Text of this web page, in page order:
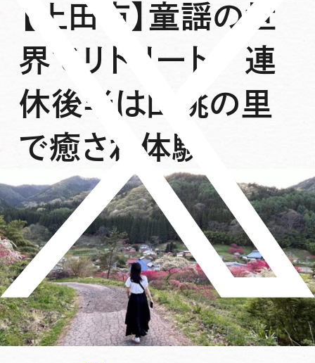
【上田市】童謡の世
界でリトリート 連
休後半は山桃の里
で癒され体験